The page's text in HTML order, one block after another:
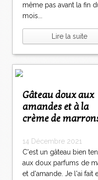
même pas avant la fin
mois...
Lire la suite
Gâteau doux aux
amandes et à la
crème de
14 Décembre 2021
C'est un gâteau bien
aux doux parfums de
et d'amande. Je l'ai fait